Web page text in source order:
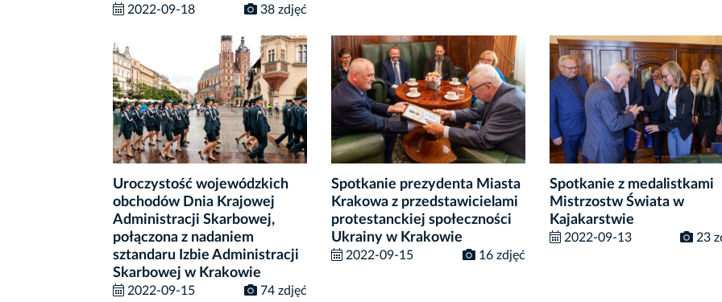
2022-09-18 38 zdjęć
Uroczystość wojewódzkich
obchodów Dnia Krajowej
Administracji Skarbowej,
połączona z nadaniem
sztandaru Izbie Administracji
Skarbowej w Krakowie
2022-09-15 74 zdjęć
Spotkanie prezydenta Miasta
Krakowa z przedstawicielami
protestanckiej społeczności
Ukrainy w Krakowie
2022-09-15 16 zdjęć
Spotkanie z medalistkami
Mistrzostw Świata w
Kajakarstwie
2022-09-13 23